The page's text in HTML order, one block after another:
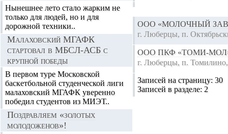
ООО «МОЛОЧНЫЙ
г. Люберцы, п.
ООО ПКФ «ТОМИ-
г. Люберцы, п. Томилино,
Записей на страницу: 30
Записей в разделе: 2
Нынешнее лето стало жарким не
только для людей, но и для
дорожной техники..
Малаховский МГАФК
стартовал в МБСЛ-АСБ с
крупной победы
В первом туре Московской
баскетбольной студенческой лиги
малаховский МГАФК уверенно
победил студентов из МИЭТ..
Поздравляем «золотых
молодоженов»!